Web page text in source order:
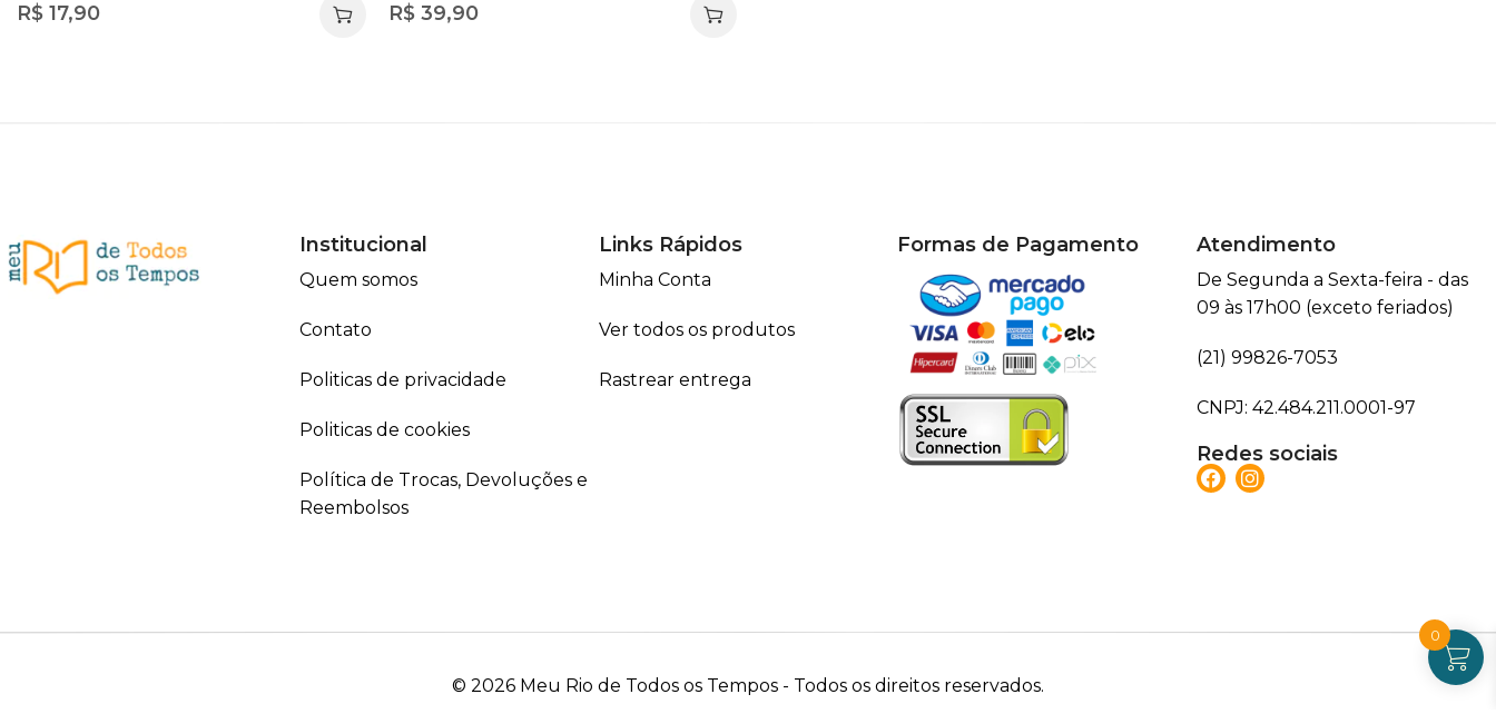
R$ 17,90 R$39,90
Institucional
Quem somos
Contato
Politicas de privacidade
Politicas de cookies
Política de Trocas, Devoluções e
Reembolsos
Links Rápidos
Minha Conta
Ver todos os produtos
Rastrear entrega
Formas de Pagamento Atendimento
De Segunda a Sexta-feira - das
09 às 17h00 (exceto feriados)
(21) 99826-7053
CNPJ: 42.484.211.0001-97
Redes sociais
© 2026 Meu Rio de Todos os Tempos - Todos os direitos reservados.
0